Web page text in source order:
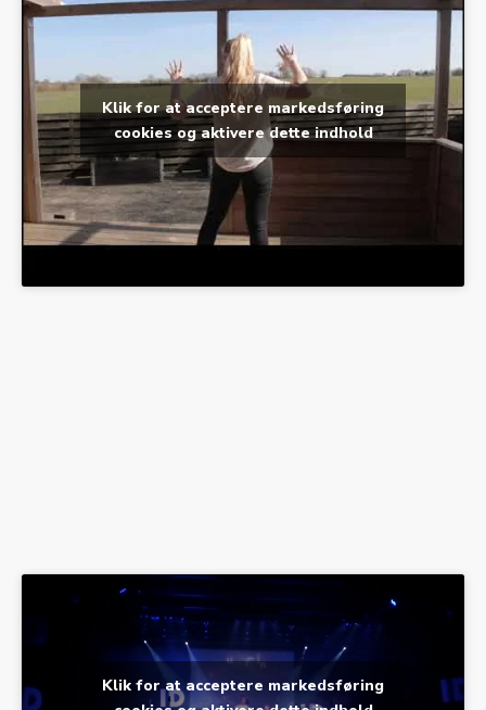
Klik for at acceptere markedsføring
cookies og aktivere dette indhold
Klik for at acceptere markedsføring